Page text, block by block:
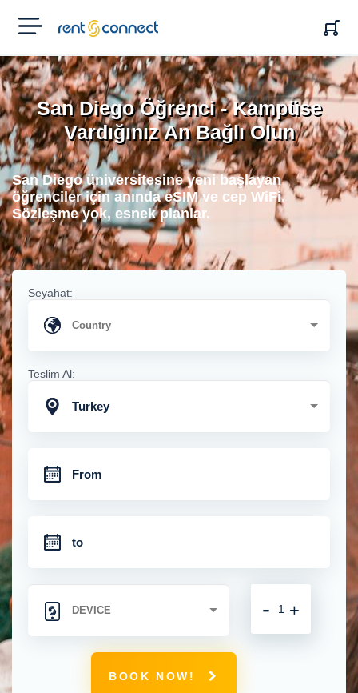
RENT'N
CONNECT
San Diego Öğrenci - Kampüse
Vardığınız An Bağlı Olun
San Diego üniversitesine yeni başlayan
öğrenciler için anında eSIM ve cep WiFi.
Sözleşme yok, esnek planlar.
Seyahat:
Teslim Al:
Turkey
+
-
BOOK NOW!